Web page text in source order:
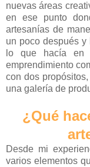
nuevas áreas
en ese punto
artesanías de
un poco después
lo que hacía
emprendimiento
con dos
una galería de
¿Qué
Desde mi
varios elementos